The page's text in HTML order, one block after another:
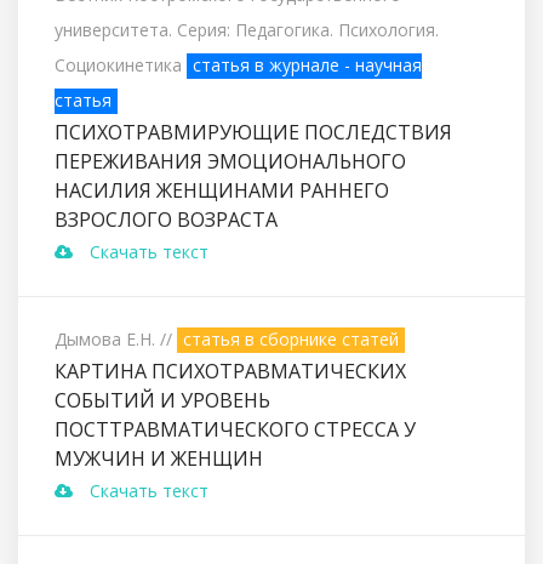
университета. Серия: Педагогика. Психология.
Социокинетика статья в журнале - научная
статья
ПСИХОТРАВМИРУЮЩИЕ ПОСЛЕДСТВИЯ
ПЕРЕЖИВАНИЯ ЭМОЦИОНАЛЬНОГО
НАСИЛИЯ ЖЕНЩИНАМИ РАННЕГО
ВЗРОСЛОГО ВОЗРАСТА
Скачать текст
Дымова Е.Н. // статья в сборнике статей
КАРТИНА ПСИХОТРАВМАТИЧЕСКИХ
СОБЫТИЙ И УРОВЕНЬ
ПОСТТРАВМАТИЧЕСКОГО СТРЕССА У
МУЖЧИН И ЖЕНЩИН
Скачать текст